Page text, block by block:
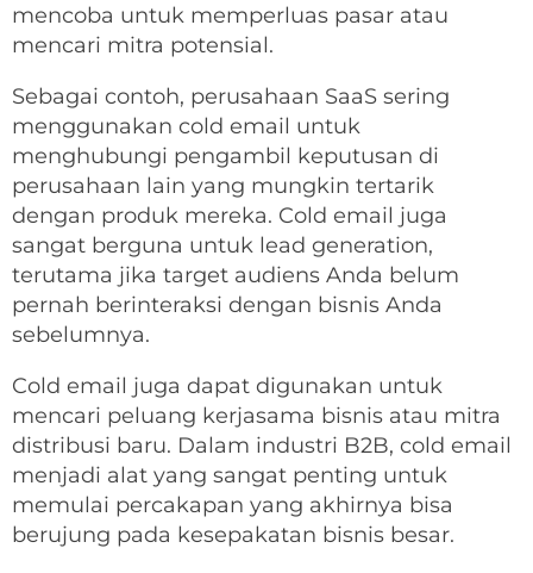
mencoba untuk memperluas pasar atau
mencari mitra potensial.
Sebagai contoh, perusahaan SaaS sering
menggunakan cold email untuk
menghubungi pengambil keputusan di
perusahaan lain yang mungkin tertarik
dengan produk mereka. Cold email juga
sangat berguna untuk lead generation,
terutama jika target audiens Anda belum
pernah berinteraksi dengan bisnis Anda
sebelumnya.
Cold email juga dapat digunakan untuk
mencari peluang kerjasama bisnis atau mitra
distribusi baru. Dalam industri B2B, cold email
menjadi alat yang sangat penting untuk
memulai percakapan yang akhirnya bisa
berujung pada kesepakatan bisnis besar.